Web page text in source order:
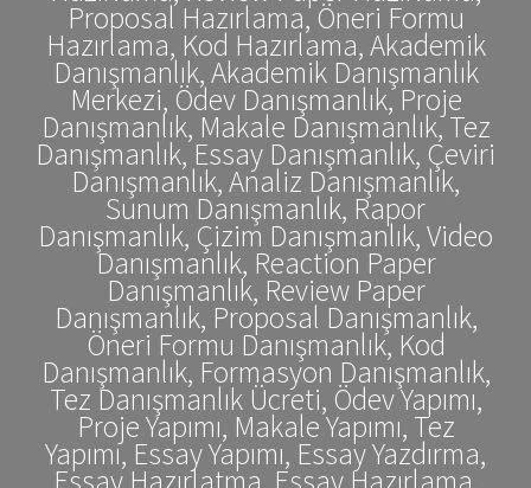
Proposal Hazırlama, Öneri Formu
Hazırlama, Kod Hazırlama, Akademik
Danışmanlık, Akademik Danışmanlık
Merkezi, Ödev Danışmanlık, Proje
Danışmanlık, Makale Danışmanlık, Tez
Danışmanlık, Essay Danışmanlık, Çeviri
Danışmanlık, Analiz Danışmanlık,
Sunum Danışmanlık, Rapor
Danışmanlık, Çizim Danışmanlık, Video
Danışmanlık, Reaction Paper
Danışmanlık, Review Paper
Danışmanlık, Proposal Danışmanlık,
Öneri Formu Danışmanlık, Kod
Danışmanlık, Formasyon Danışmanlık,
Tez Danışmanlık Ücreti, Ödev Yapımı,
Proje Yapımı, Makale Yapımı, Tez
Yapımı, Essay Yapımı, Essay Yazdırma,